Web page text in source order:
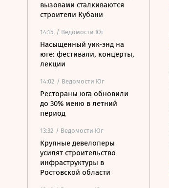
вызовами сталкиваются
строители Кубани
14:15 / Ведомости Юг
Насыщенный уик-энд на
юге: фестивали, концерты,
лекции
14:02 / Ведомости Юг
Рестораны юга обновили
до 30% меню в летний
период
13:32 / Ведомости Юг
Крупные девелоперы
усилят строительство
инфраструктуры в
Ростовской области